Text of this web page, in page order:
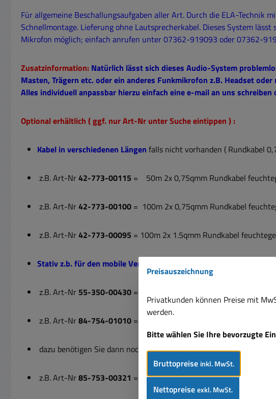
Für allgemeine Beschallungsaufgaben aller Art. Durch die ELA-Technik
Schnellmontage. Lieferung ohne Lautsprecherkabel. Dieses System
Mikrofon möglich; einfach anrufen unter 07362-919093 oder 07362-
Zusatzinformation: Natürlich lässt sich dieses Audio-System
Masten, Trägern etc. oder ein anderes Funkmikrofon z.B. Headset
Alles individuell anpassbar hierzu einfach eine e-mail an uns
Optional erhältlich ( ggf. nur Art-Nr unter Suche eintippen ) :
Kabel in verschiedenen Längen falls nicht vorhanden ( Rundkabel
z.B. Art-Nr42-773-00115 = 50m 2x 0,75qmm Rundkabel
z.B. Art-Nr42-773-00100 = 100m 2x 0,75qmm Rundkabel
z.B. Art-Nr42-773-00095 = 100m 2x 1.5qmm Rundkabel
Stativ z.b. für den mobile Verwendung der Lautsprecher:
z.B. Art-Nr 55-350-00430 = 1x Stativ = Lautsprecherstativ Stahl
z.B. Art-Nr84-754-01010 = 2x Stativ = Lautsprecherstativ ALU inkl.
dazu benötigen Sie dann noch
z.B. Art-Nr85-753-00321 = Stativflansch = Stativadapterhülse auf
Preisauszeichnung
Privatkunden können Preise mit
werden.
Bitte wählen Sie Ihre bevorzugte
Bruttopreise inkl. MwSt.
Nettopreiseexkl. MwSt.